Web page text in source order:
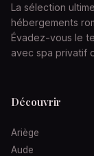
La sélection
hébergements
Évadez-vous le
avec spa privatif
Découvrir
Ariège
Aude